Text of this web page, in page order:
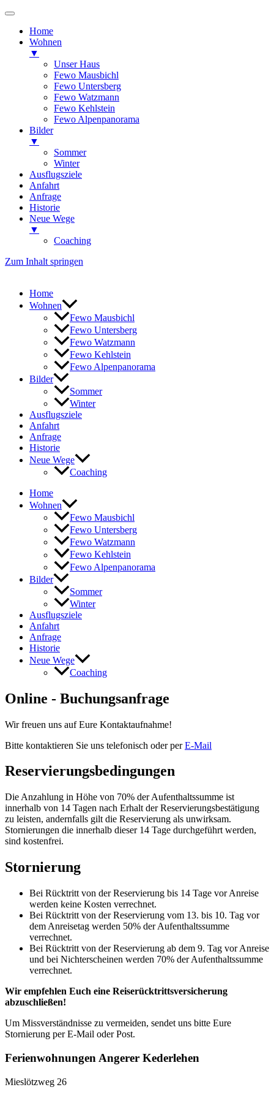
Home
Wohnen
▼
Unser Haus
Fewo Mausbichl
Fewo Untersberg
Fewo Watzmann
Fewo Kehlstein
Fewo Alpenpanorama
Bilder
▼
Sommer
Winter
Ausflugsziele
Anfahrt
Anfrage
Historie
Neue Wege
▼
Coaching
Zum Inhalt springen
Home
Wohnen
Fewo Mausbichl
Fewo Untersberg
Fewo Watzmann
Fewo Kehlstein
Fewo Alpenpanorama
Bilder
Sommer
Winter
Ausflugsziele
Anfahrt
Anfrage
Historie
Neue Wege
Coaching
Home
Wohnen
Fewo Mausbichl
Fewo Untersberg
Fewo Watzmann
Fewo Kehlstein
Fewo Alpenpanorama
Bilder
Sommer
Winter
Ausflugsziele
Anfahrt
Anfrage
Historie
Neue Wege
Coaching
Online - Buchungsanfrage
Wir freuen uns auf Eure Kontaktaufnahme!
Bitte kontaktieren Sie uns telefonisch oder perE-Mail
Reservierungsbedingungen
Die Anzahlung in Höhe von 70% der Aufenthaltssumme ist
innerhalb von 14 Tagen nach Erhalt der Reservierungsbestätigung
zu leisten, andernfalls gilt die Reservierung als unwirksam.
Stornierungen die innerhalb dieser 14 Tage durchgeführt werden,
sind kostenfrei.
Stornierung
Bei Rücktritt von der Reservierung bis 14 Tage vor Anreise
werden keine Kosten verrechnet.
Bei Rücktritt von der Reservierung vom 13. bis 10. Tag vor
dem Anreisetag werden 50% der Aufenthaltssumme
verrechnet.
Bei Rücktritt von der Reservierung ab dem 9. Tag vor Anreise
und bei Nichterscheinen werden 70% der Aufenthaltssumme
verrechnet.
Wir empfehlen Euch eine Reiserücktrittsversicherung
abzuschließen!
Um Missverständnisse zu vermeiden, sendet uns bitte Eure
Stornierung per E-Mail oder Post.
Ferienwohnungen Angerer Kederlehen
Mieslötzweg 26